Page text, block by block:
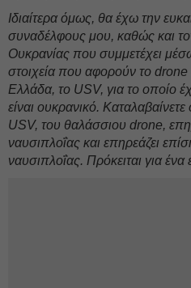
Ιδιαίτερα όμως, θα έχω την
συναδέλφους μου, καθώς και
Ουκρανίας που συμμετέχει
στοιχεία που αφορούν το
Ελλάδα, το USV, για το οποίο
είναι ουκρανικό.
USV, του θαλάσσιου drone,
ναυσιπλοΐας και επηρεάζει
ναυσιπλοΐας. Πρόκειται για